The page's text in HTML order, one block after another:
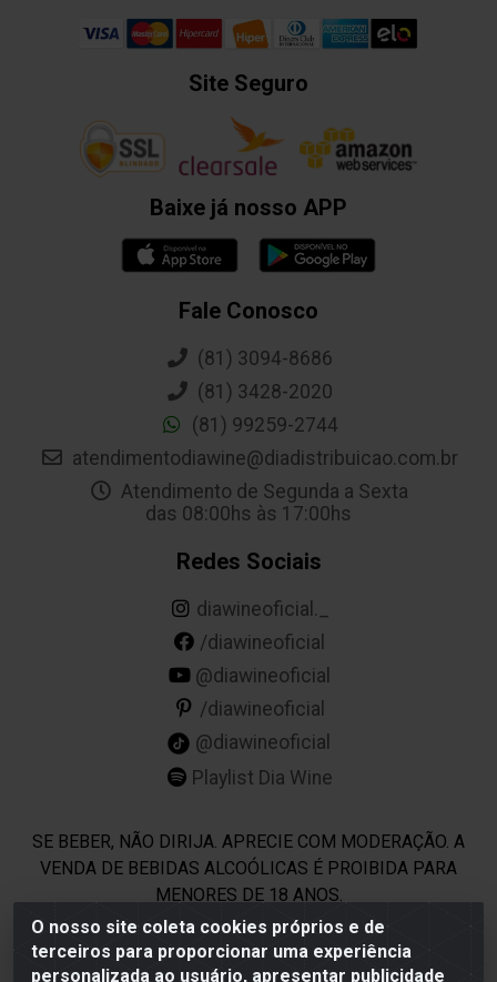
O nosso site coleta cookies próprios e de
terceiros para proporcionar uma experiência
personalizada ao usuário, apresentar publicidade
Site Seguro
Baixe já nosso APP
Fale Conosco
(81) 3094-8686
(81) 3428-2020
(81) 99259-2744
atendimentodiawine@diadistribuicao.com.br
Atendimento de Segunda a Sexta
das 08:00hs às 17:00hs
Redes Sociais
diawineoficial._
/diawineoficial
@diawineoficial
/diawineoficial
@diawineoficial
Playlist Dia Wine
SE BEBER, NÃO DIRIJA. APRECIE COM MODERAÇÃO. A
VENDA DE BEBIDAS ALCOÓLICAS É PROIBIDA PARA
MENORES DE 18 ANOS.
Dia Wine - Rodovia BR 232 KM 22,5 - Moreno/PE - CEP 54800-